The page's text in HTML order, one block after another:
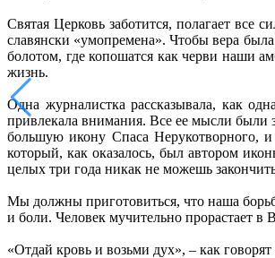
Святая Церковь заботится, полагает все
славянски «умопремена». Чтобы вера
болотом, где копошатся как черви наши
жизнь.
Одна журналистка рассказывала, как
привлекала внимания. Все ее мысли были
большую икону Спаса Нерукотворного,
который, как оказалось, был автором
целых три года никак не можешь
Мы должны приготовиться, что наша
и боли. Человек мучительно прорастает в
«Отдай кровь и возьми дух», – как